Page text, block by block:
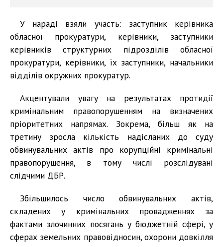
У нараді взяли участь: заступник керівника
обласної прокуратури, керівники, заступники
керівників структурних підрозділів обласної
прокуратури, керівники, їх заступники, начальники
відділів окружних прокуратур.
Акцентували увагу на результатах протидії
кримінальним правопорушенням на визначених
пріоритетних напрямах. Зокрема, більш як на
третину зросла кількість надісланих до суду
обвинувальних актів про корупційні кримінальні
правопорушення, в тому числі розслідувані
слідчими ДБР.
Збільшилось число обвинувальних актів,
складених у кримінальних провадженнях за
фактами злочинних посягань у бюджетній сфері, у
сферах земельних правовідносин, охорони довкілля